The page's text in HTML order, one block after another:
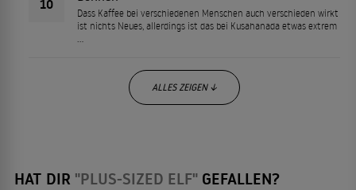
10
Dass Kaffee bei verschiedenen Menschen auch verschieden wirkt
ist nichts Neues, allerdings ist das bei Kusahanada etwas extrem
…
ALLES ZEIGEN ↓
HAT DIR "PLUS-SIZED ELF" GEFALLEN?